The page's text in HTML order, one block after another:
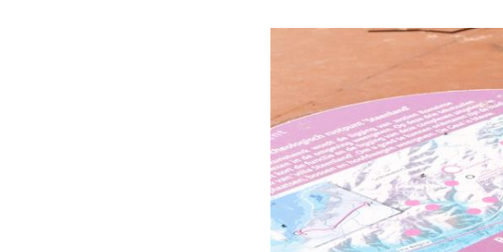
Tongeren, Maastricht,
Verwaltungsgebäude
Kanalküste über Maastricht
An unbefestigten
Villenanlage Steenland.
Straßen. Von dieser Stelle
der Nähe des heutigen